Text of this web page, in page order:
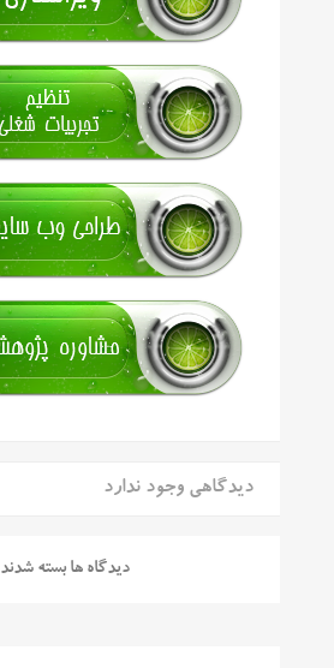
دیدگاهی وجود ندارد
دیدگاه ها بسته شدند